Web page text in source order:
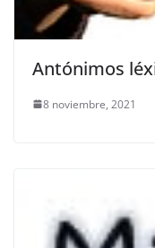
Antónimos
8 noviembre, 2021